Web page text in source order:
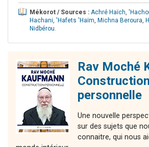
Mékorot / Sources : Achré Haïch,
Hachani, 'Hafets 'Haïm, Michna Beroura,
Nidbérou.
Rav Moché
Construction
personnelle
Une nouvelle
sur des sujets que
connaitre, qui nous